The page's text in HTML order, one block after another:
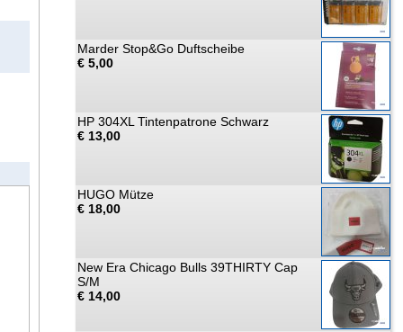
Marder Stop&Go Duftscheibe
€ 5,00
HP 304XL Tintenpatrone Schwarz
€ 13,00
HUGO Mütze
€ 18,00
New Era Chicago Bulls 39THIRTY Cap
S/M
€ 14,00